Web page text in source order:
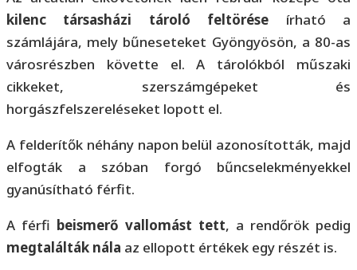
kilenc társasházi tároló feltörése írható a
számlájára, mely bűneseteket Gyöngyösön, a 80-as
városrészben követte el. A tárolókból műszaki
cikkeket, szerszámgépeket és
horgászfelszereléseket lopott el.
A felderítők néhány napon belül azonosították, majd
elfogták a szóban forgó bűncselekményekkel
gyanúsítható férfit.
A férfi beismerő vallomást tett, a rendőrök pedig
megtalálták nála az ellopott értékek egy részét is.